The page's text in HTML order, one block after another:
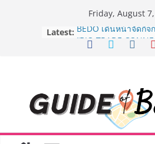
Friday, August
Latest: BEDO เดินหน้าจัดกิจ
“BIO TRADE
สด ดอกไม้ประดิษฐ์ พ
ภัณฑ์ครบวงจร ขอเชิ
และของขวัญต้อนรับ
บริการทุกวันตลอด 24
Guangzhou